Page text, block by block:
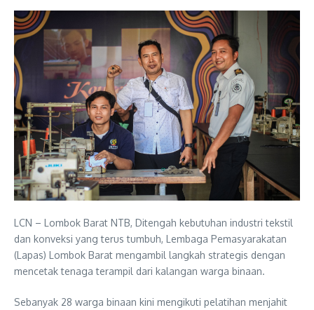
LCN – Lombok Barat NTB, Ditengah kebutuhan industri tekstil
dan konveksi yang terus tumbuh, Lembaga Pemasyarakatan
(Lapas) Lombok Barat mengambil langkah strategis dengan
mencetak tenaga terampil dari kalangan warga binaan.
Sebanyak 28 warga binaan kini mengikuti pelatihan menjahit